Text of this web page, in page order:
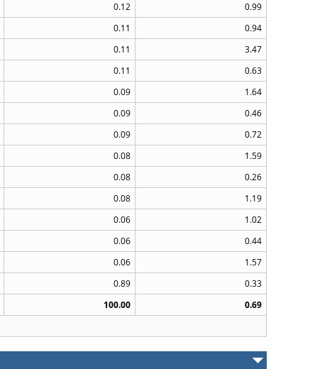
0.12
0.99
0.11
0.94
0.11
3.47
0.11
0.63
0.09
1.64
0.09
0.46
0.09
0.72
0.08
1.59
0.08
0.26
0.08
1.19
0.06
1.02
0.06
0.44
0.06
1.57
0.89
0.33
100.00
0.69